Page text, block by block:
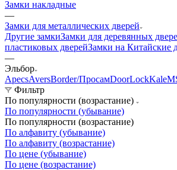
Замки накладные
—
Замки для металлических дверей
Другие замкиЗамки для деревянных
пластиковых дверейЗамки на Китайские
—
Эльбор
ApecsAversBorder/ПросамDoorLockKale
Фильтр
По популярности (возрастание)
По популярности (убывание)
По популярности (возрастание)
По алфавиту (убывание)
По алфавиту (возрастание)
По цене (убывание)
По цене (возрастание)